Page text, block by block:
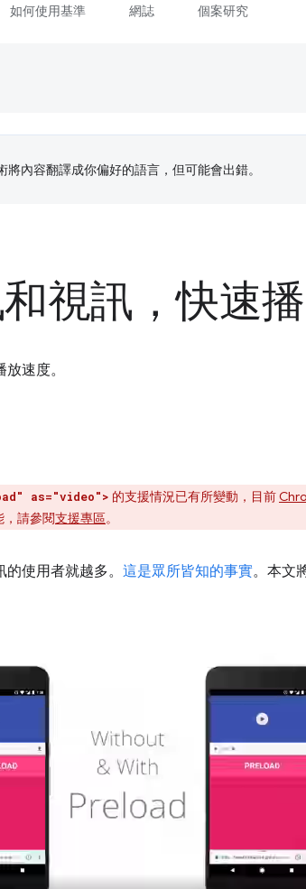
如何使用基準 網誌 個案研究
將內容翻譯成你偏好的語言，但可能會出錯。
視訊，快速
速度。
as="video"> 的支援情況已有所變動，目前
，請參閱支援專區。
使用者就越多。 這是眾所皆知的事實。本文